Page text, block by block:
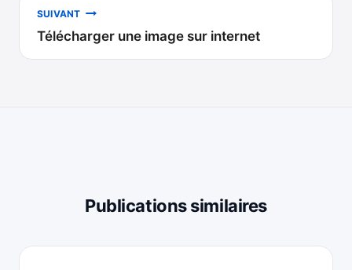
l’article
SUIVANT
Télécharger une image sur internet
Publications similaires